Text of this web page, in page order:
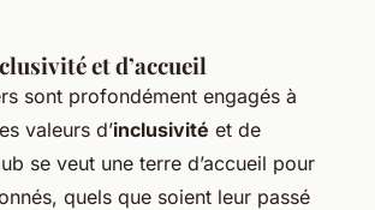
et d’accueil
sont profondément engagés à
valeurs d’inclusivité et de
se veut une terre d’accueil pour
quels que soient leur passé